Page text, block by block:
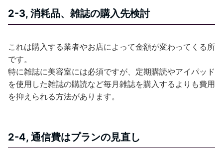
2-3, 消耗品、雑誌の購入先検討
これは購入する業者やお店によって金額が変わってくる所
です。
特に雑誌に美容室には必須ですが、定期購読やアイパッド
を使用した雑誌の購読など毎月雑誌を購入するよりも費用
を抑えられる方法があります。
2-4, 通信費はプランの見直し